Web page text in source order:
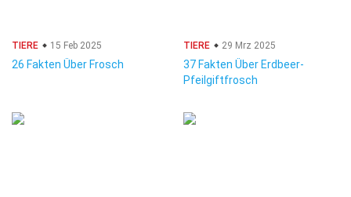
TIERE 15 Feb 2025
26 Fakten Über Frosch
TIERE 29 Mrz 2025
37 Fakten Über Erdbeer-
Pfeilgiftfrosch